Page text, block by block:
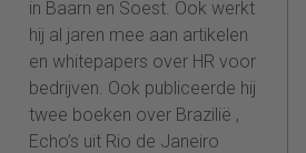
in Baarn en Soest. Ook werkt
hij al jaren mee aan artikelen
en whitepapers over HR voor
bedrijven. Ook publiceerde hij
twee boeken over Brazilië ,
Echo’s uit Rio de Janeiro